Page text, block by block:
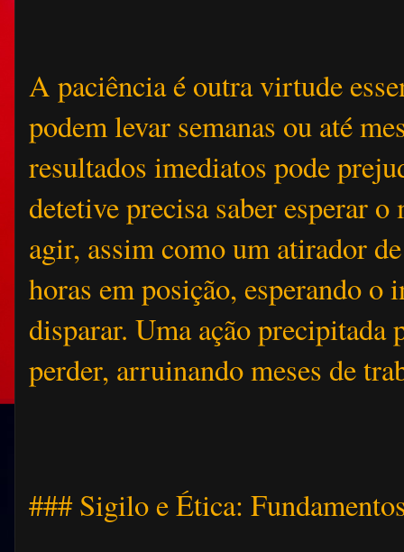
A paciência é outra virtude
podem levar semanas ou até
resultados imediatos pode
detetive precisa saber esperar
agir, assim como um atirador
horas em posição, esperando o
disparar. Uma ação precipitada
perder, arruinando meses de
### Sigilo e Ética: